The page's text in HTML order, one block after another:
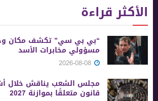
الأكثر قراءة
“بي بي سي” تكشف مكان
مسؤولي مخابرات الأسد
قانون متعلقًا بموازنة 2027